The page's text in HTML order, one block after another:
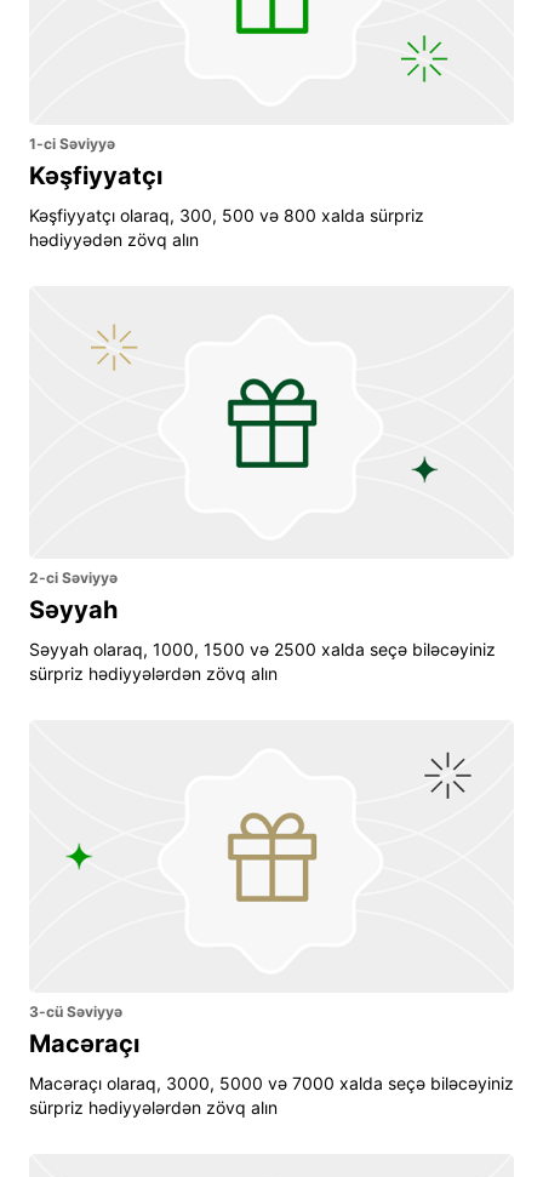
1-ci Səviyyə
Kəşfiyyatçı
Kəşfiyyatçı olaraq, 300, 500 və 800 xalda sürpriz
hədiyyədən zövq alın
2-ci Səviyyə
Səyyah
Səyyah olaraq, 1000, 1500 və 2500 xalda seçə biləcəyiniz
sürpriz hədiyyələrdən zövq alın
3-cü Səviyyə
Macəraçı
Macəraçı olaraq, 3000, 5000 və 7000 xalda seçə biləcəyiniz
sürpriz hədiyyələrdən zövq alın